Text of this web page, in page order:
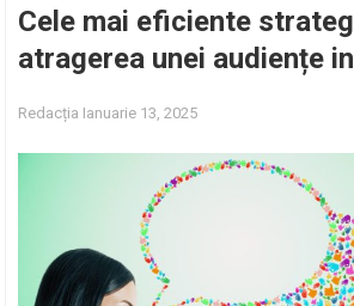
Cele mai eficiente
atragerea unei audiențe
Redacția Ianuarie 13, 2025